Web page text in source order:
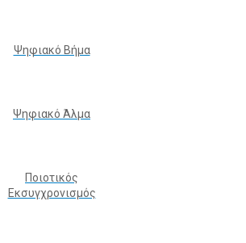
Ψηφιακό Βήμα
Ψηφιακό Άλμα
Ποιοτικός
Εκσυγχρονισμός